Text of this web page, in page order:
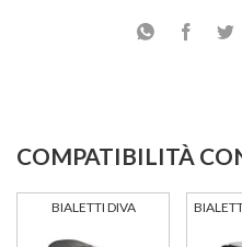
COMPATIBILITÀ
BIALETTI DIVA